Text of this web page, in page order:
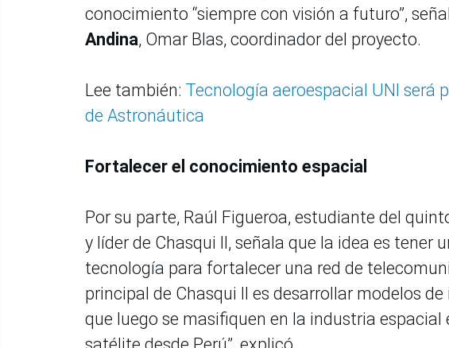
conocimiento “siempre con visión a futuro”,
Andina, Omar Blas, coordinador del proyecto.
Lee también: Tecnología aeroespacial UNI será
de Astronáutica
Fortalecer el conocimiento espacial
Por su parte, Raúl Figueroa, estudiante del
y líder de Chasqui II, señala que la idea es tener
tecnología para fortalecer una red de
principal de Chasqui II es desarrollar modelos
que luego se masifiquen en la industria